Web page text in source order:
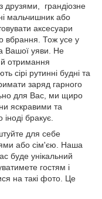
друзями, грандіозне
мальчишник або
аксесуари
вбрання. Тож усе у
Вашої уяви. Не
отримання
сірі рутинні будні та
заряд гарного
для Вас, ми щиро
яскравими та
бракує.
для себе
або сім'єю. Наша
буде унікальний
гостям і
на такі фото. Це